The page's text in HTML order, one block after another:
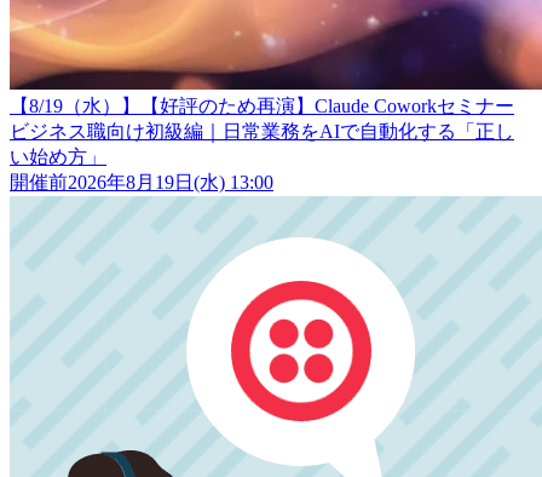
【8/19（水）】【好評のため再演】Claude Coworkセミナー
ビジネス職向け初級編｜日常業務をAIで自動化する「正し
い始め方」
開催前2026年8月19日(水) 13:00